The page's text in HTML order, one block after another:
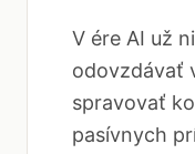
V ére AI už
odovzdávať
spravovať
pasívnych